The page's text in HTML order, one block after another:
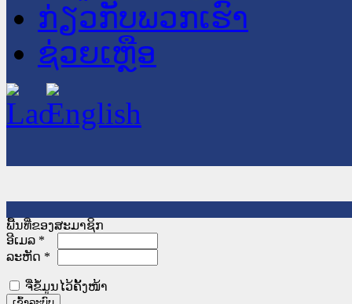
ກ່ຽວກັບພວກເຮົາ
ຊ່ວຍເຫຼືອ
ພື້ນທີ່ຂອງສະມາຊິກ
ອີເມລ *
ລະຫັດ *
ຈື່ຂໍ້ມູນໄວ້ຄັ້ງໜ້າ